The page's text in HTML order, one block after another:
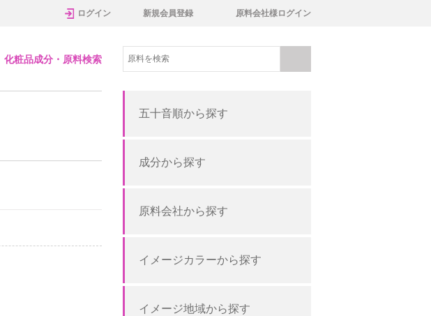
ログイン 新規会員登録 原料会社様ログイン
化粧品成分・原料検索
五十音順から探す
成分から探す
原料会社から探す
イメージカラーから探す
イメージ地域から探す